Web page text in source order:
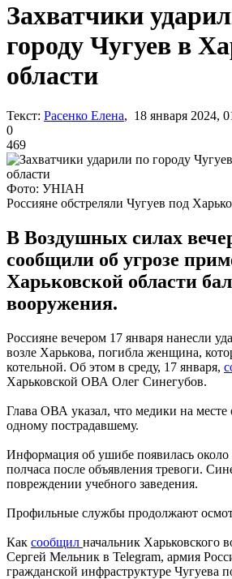
Захватчики
городу Чугуев в
области
Текст: Расенко Елена, 18 января 2024,
0
469
Фото: УНІАН
Россияне обстреляли Чугуев под
В Воздушных силах
сообщили об угрозе
Харьковской области
вооружения.
Россияне вечером 17 января нанесли
возле Харькова, погибла женщина,
котельной. Об этом в среду, 17 января,
Харьковской ОВА Олег Синегубов.
Глава ОВА указал, что медики на
одному пострадавшему.
Информация об ушибе появилась около
полчаса после объявления тревоги.
повреждении учебного заведения.
Профильные службы продолжают
Как сообщил начальник Харьковского
Сергей Мельник в Telegram, армия
гражданской инфраструктуре Чугуева